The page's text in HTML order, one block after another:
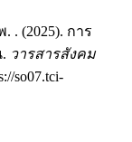
. (2025). การ
วารสารสังคม
so07.tci-